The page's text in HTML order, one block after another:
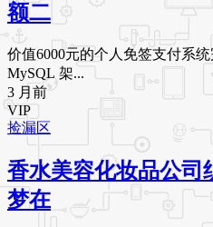
额二
价值6000元的个人免签支付系
MySQL 架...
3 月前
VIP
捡漏区
香水美容化妆品公司
梦在